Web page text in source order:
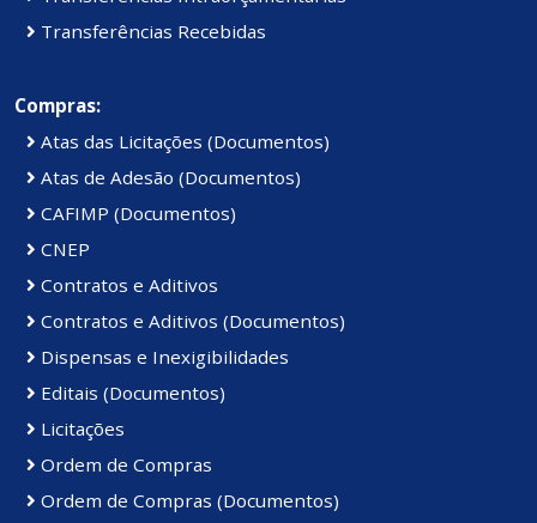
Transferências Recebidas
Compras:
Atas das Licitações (Documentos)
Atas de Adesão (Documentos)
CAFIMP (Documentos)
CNEP
Contratos e Aditivos
Contratos e Aditivos (Documentos)
Dispensas e Inexigibilidades
Editais (Documentos)
Licitações
Ordem de Compras
Ordem de Compras (Documentos)